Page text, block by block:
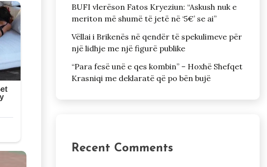
BUFI vlerëson Fatos Kryeziun: “Askush nuk e
meriton më shumë të jetë në ‘5€’ se ai”
Vëllai i Brikenës në qendër të spekulimeve për
një lidhje me një figurë publike
“Para fesë unë e qes kombin” – Hoxhë Shefqet
Krasniqi me deklaratë që po bën bujë
Recent Comments